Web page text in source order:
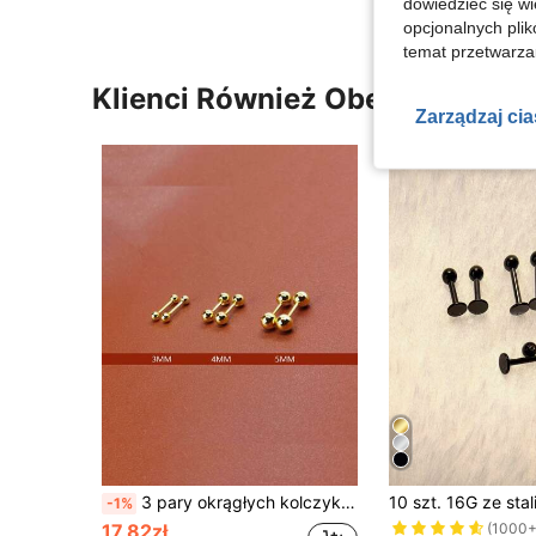
Klienci Również Obejrzeli
-1% 3 pary okrągłych kolczyków damskich, 3/4/5 mm kolczyki ze stali nierdzewnej z kulkami
17,82zł
opcjonalnych
temat
Zarządzaj